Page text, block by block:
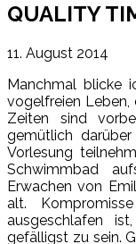
QUALITY
11. August 2014
Manchmal blicke
vogelfreien
Zeiten sind
gemütlich
Vorlesung
Schwimmbad
Erwachen von
alt.
ausgeschlafen
gefälligst zu sein.